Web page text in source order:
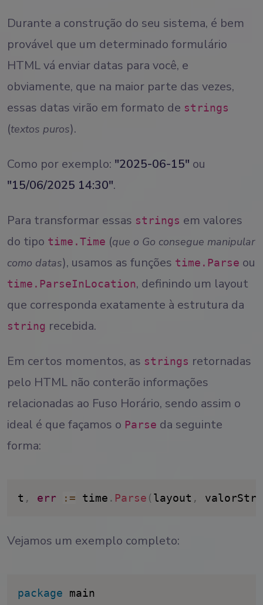
Durante a construção do seu sistema, é bem
provável que um determinado formulário
HTML vá enviar datas para você, e
obviamente, que na maior parte das vezes,
essas datas virão em formato de strings
(textos puros).
Como por exemplo: "2025-06-15" ou
"15/06/2025 14:30".
Para transformar essas strings em valores
do tipo time.Time (que o Go consegue manipular
como datas), usamos as funções time.Parse ou
time.ParseInLocation, definindo um layout
que corresponda exatamente à estrutura da
string recebida.
Em certos momentos, as strings retornadas
pelo HTML não conterão informações
relacionadas ao Fuso Horário, sendo assim o
ideal é que façamos o Parse da seguinte
forma:
t , err : = time . Parse (layout ,
Vejamos um exemplo completo:
package main